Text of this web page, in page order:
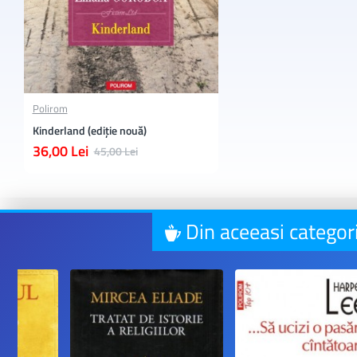
Polirom
Kinderland (ediție nouă)
36,00 Lei 45,00 Lei
Din aceeasi